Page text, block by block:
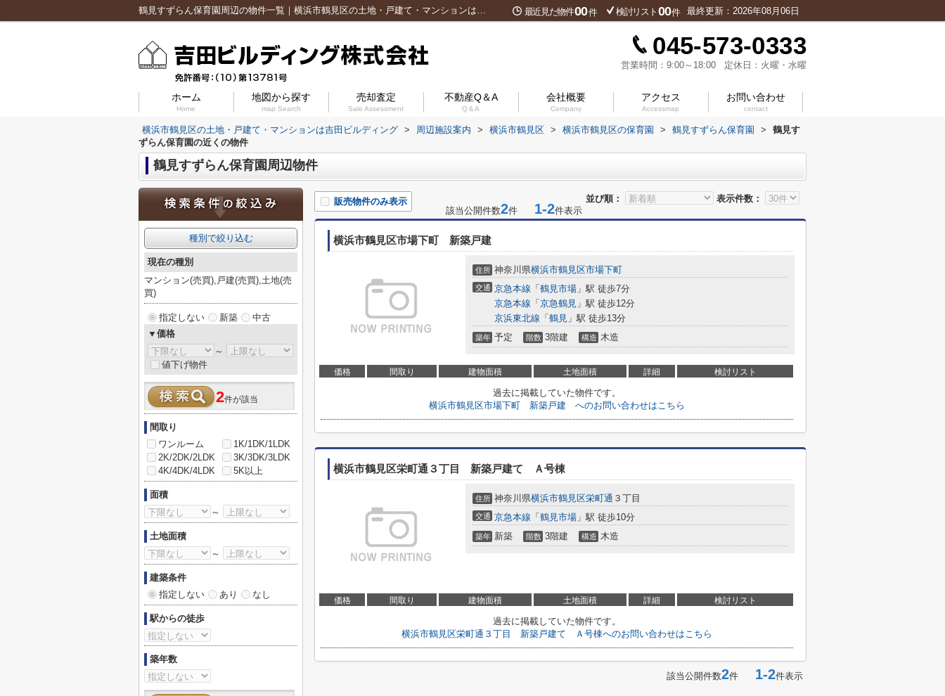
鶴見すずらん保育園周辺の物件一覧｜横浜市鶴見区の土地・戸建て・マンションは吉田ビルディング 最近見た物件00件 検討リスト 00件 最終更新：2026年08月06日
045-573-0333
営業時間：9:00～18:00 定休日：火曜・水曜
ホーム
Home
地図から探す
map Search
売却査定
Sale Assessment
不動産Q＆A
Q＆A
会社概要
Company
アクセス
Accessmap
お問い合わせ
contact
横浜市鶴見区の土地・戸建て・マンションは吉田ビルディング > 周辺施設案内 > 横浜市鶴見区 > 横浜市鶴見区の保育園 > 鶴見すずらん保育園 >
鶴見す
ずらん保育園の近くの物件
鶴見すずらん保育園周辺物件
並び順： 表示件数：
販売物件のみ表示
該当公開件数2件 1-2件表示
横浜市鶴見区市場下町 新築戸建
住所 神奈川県横浜市鶴見区市場下町
交通 京急本線 「 鶴見市場 」駅 徒歩7分
京急本線 「 京急鶴見 」駅 徒歩12分
京浜東北線 「 鶴見 」駅 徒歩13分
築年 予定 階数 3階建 構造 木造
価格 間取り 建物面積 土地面積 詳細 検討リスト
過去に掲載していた物件です。
横浜市鶴見区市場下町 新築戸建 へのお問い合わせはこちら
横浜市鶴見区栄町通３丁目 新築戸建て Ａ号棟
住所 神奈川県横浜市鶴見区栄町通 ３丁目
交通 京急本線 「 鶴見市場 」駅 徒歩10分
築年 新築 階数 3階建 構造 木造
価格 間取り 建物面積 土地面積 詳細 検討リスト
過去に掲載していた物件です。
横浜市鶴見区栄町通３丁目 新築戸建て Ａ号棟へのお問い合わせはこちら
該当公開件数2件 1-2件表示
種別で絞り込む
現在の種別
マンション(売買),戸建(売買),土地(売
買)
指定しない 新築
中古
▼価格
～
値下げ物件
2件が該当
間取り
ワンルーム
1K/1DK/1LDK
2K/2DK/2LDK
3K/3DK/3LDK
4K/4DK/4LDK
5K以上
面積
～
土地面積
～
建築条件
指定しない
あり なし
駅からの徒歩
築年数